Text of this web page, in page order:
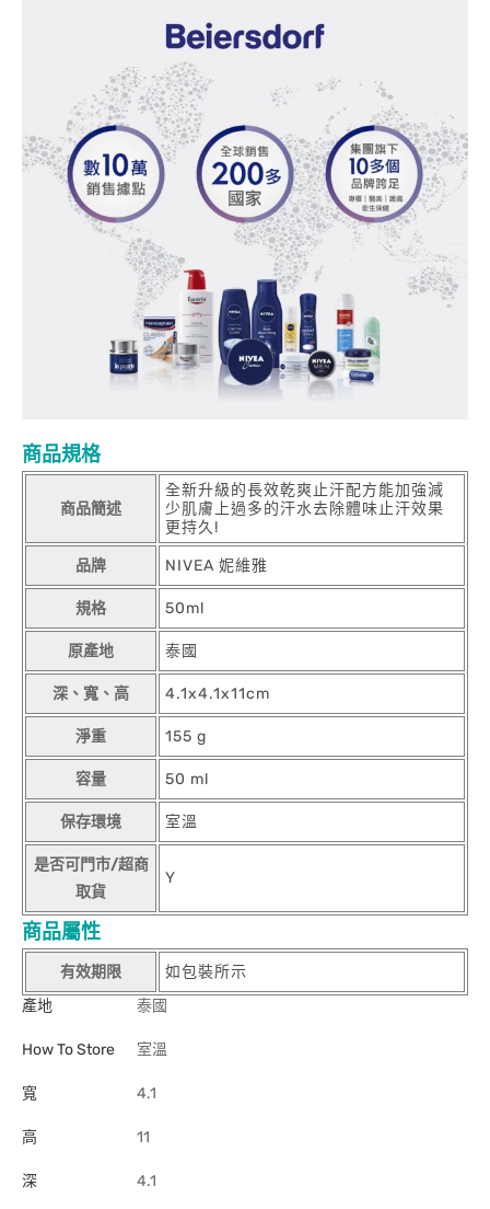
商品規格
商品簡述
全新升級的長效乾爽止汗配方能加強減
少肌膚上過多的汗水去除體味止汗效果
更持久!
品牌 NIVEA 妮維雅
規格 50ml
原產地 泰國
深、寬、高 4.1x4.1x11cm
淨重 155 g
容量 50 ml
保存環境 室溫
是否可門市/超商
取貨
Y
商品屬性
有效期限
如包裝所示
產地
泰國
How To Store 室溫
寬 4.1
高 11
深 4.1